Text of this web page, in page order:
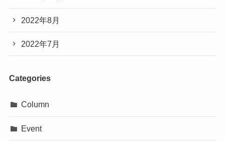
2022年8月
2022年7月
Categories
Column
Event